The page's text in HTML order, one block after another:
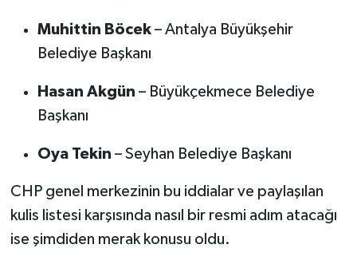
Muhittin Böcek– Antalya Büyükşehir
Belediye Başkanı
Hasan Akgün – Büyükçekmece Belediye
Başkanı
Oya Tekin – Seyhan Belediye Başkanı
CHP genel merkezinin bu iddialar ve paylaşılan
kulis listesi karşısında nasıl bir resmi adım atacağı
ise şimdiden merak konusu oldu.